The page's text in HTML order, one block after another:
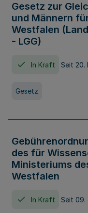
Gesetz zur
und Männern
Westfalen
- LGG)
In Kraft Seit 20.
Gesetz
des für
Ministeriums
Westfalen
In Kraft Seit 09.